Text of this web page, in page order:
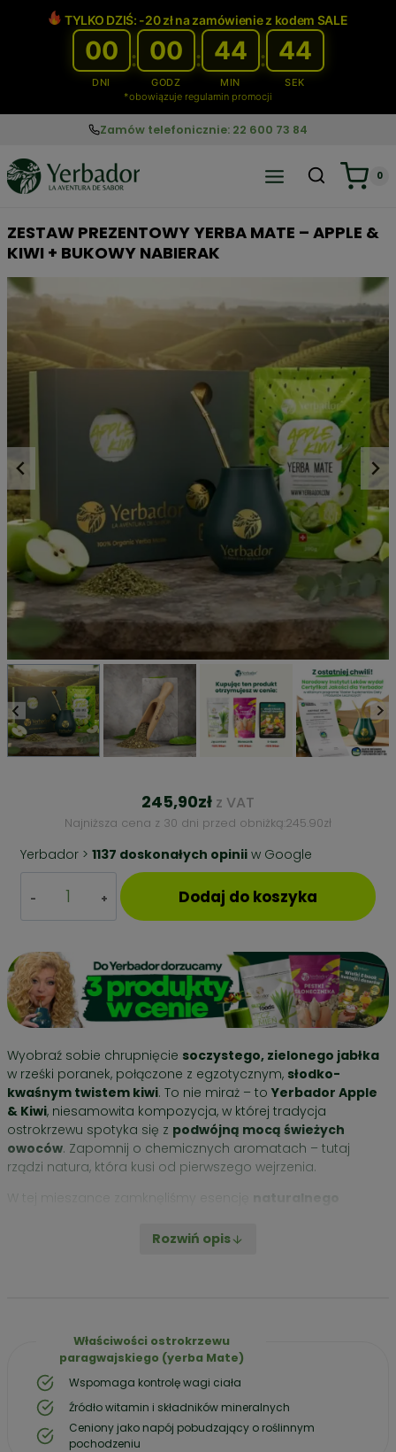
TYLKO DZIŚ: -20 zł na zamówienie z kodem SALE
00
DNI
: 00
GODZ
: 44
MIN
: 43
SEK
*obowiązuje regulamin promocji
Zamów telefonicznie: 22 600 73 84
0
ZESTAW PREZENTOWY YERBA MATE – APPLE &
KIWI + BUKOWY NABIERAK
245,90zł z VAT
Najniższa cena z 30 dni przed obniżką: 245.90zł
Yerbador > 1137 doskonałych opinii w Google
ZESTAW
PREZENTOWY
MATE
–
APPLE
&
KIWI
+
BUKOWY
NABIERAK
Dodaj do koszyka
Wyobraź sobie chrupnięcie soczystego, zielonego jabłka
w rześki poranek, połączone z egzotycznym, słodko-
kwaśnym twistem kiwi. To nie miraż – to Yerbador Apple
& Kiwi, niesamowita kompozycja, w której tradycja
ostrokrzewu spotyka się z podwójną mocą świeżych
owoców. Zapomnij o chemicznych aromatach – tutaj
rządzi natura, która kusi od pierwszego wejrzenia.
W tej mieszance zamknęliśmy esencję
naturalnego
propozycja dla tych, którzy szukająmaksymalnej jasności
zabieganego dnia.Czysta energia, która nie opada!
W skład zestawu wchodzi:
Yerba Mate Apple & Kiwi 300g
ceramiczne matero
Rozwiń opis
Właściwości ostrokrzewu
paragwajskiego (yerba Mate)
Wspomaga kontrolę wagi ciała
Źródło witamin i składników mineralnych
Ceniony jako napój pobudzający o roślinnym
pochodzeniu